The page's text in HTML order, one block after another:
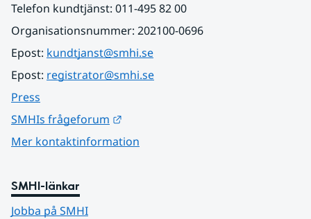
Telefon kundtjänst: 011-495 82 00
Organisationsnummer: 202100-0696
Epost: kundtjanst@smhi.se
Epost: registrator@smhi.se
Press
SMHIs frågeforum
Mer kontaktinformation
SMHI-länkar
Jobba på SMHI